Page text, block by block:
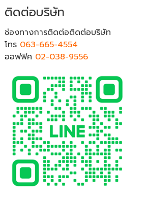
ติดต่อบริษัท
ช่องทางการติดต่อติดต่อบริษัท
โทร 063-665-4554
ออฟฟิศ 02-038-9556